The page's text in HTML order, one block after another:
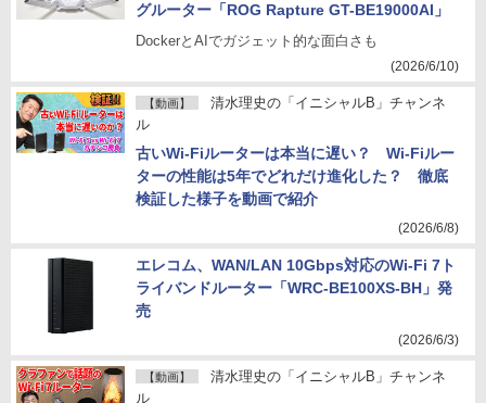
グルーター「ROG Rapture GT-BE19000AI」
DockerとAIでガジェット的な面白さも
(2026/6/10)
【動画】
清水理史の「イニシャルB」チャンネ
ル
古いWi-Fiルーターは本当に遅い？ Wi-Fiルー
ターの性能は5年でどれだけ進化した？ 徹底
検証した様子を動画で紹介
(2026/6/8)
エレコム、WAN/LAN 10Gbps対応のWi-Fi 7ト
ライバンドルーター「WRC-BE100XS-BH」発
売
(2026/6/3)
【動画】
清水理史の「イニシャルB」チャンネ
ル